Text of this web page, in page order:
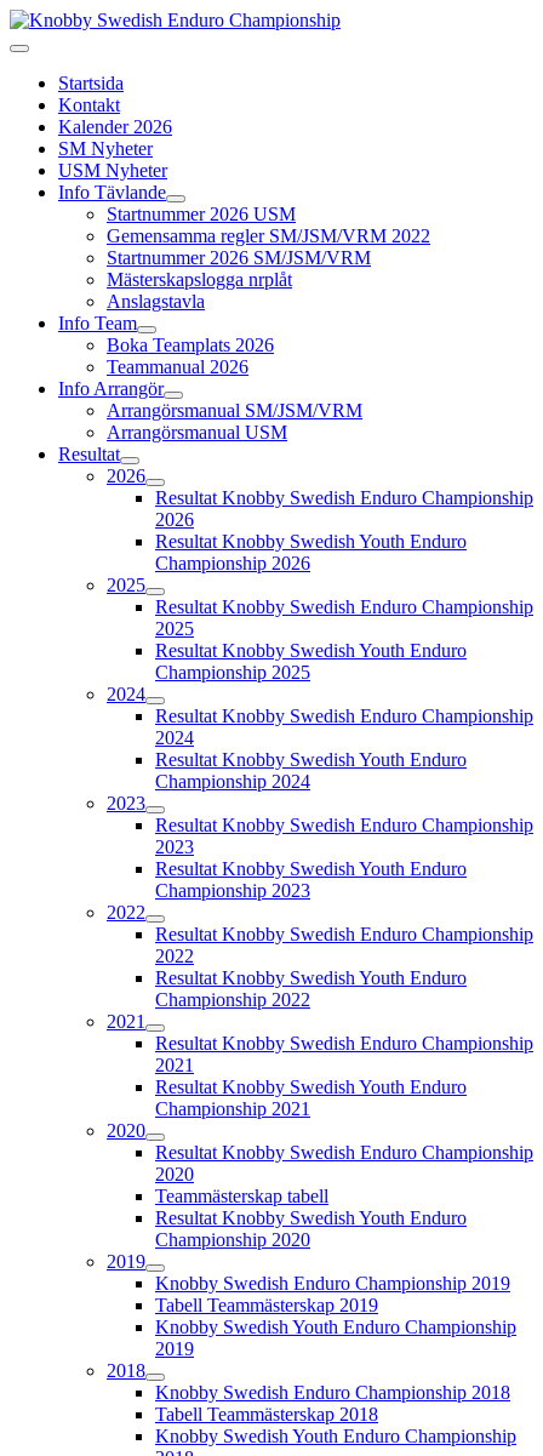
Startsida
Kontakt
Kalender 2026
SM Nyheter
USM Nyheter
Info Tävlande
Startnummer 2026 USM
Gemensamma regler SM/JSM/VRM 2022
Startnummer 2026 SM/JSM/VRM
Mästerskapslogga nrplåt
Anslagstavla
Info Team
Boka Teamplats 2026
Teammanual 2026
Info Arrangör
Arrangörsmanual SM/JSM/VRM
Arrangörsmanual USM
Resultat
2026
Resultat Knobby Swedish Enduro Championship
2026
Resultat Knobby Swedish Youth Enduro
Championship 2026
2025
Resultat Knobby Swedish Enduro Championship
2025
Resultat Knobby Swedish Youth Enduro
Championship 2025
2024
Resultat Knobby Swedish Enduro Championship
2024
Resultat Knobby Swedish Youth Enduro
Championship 2024
2023
Resultat Knobby Swedish Enduro Championship
2023
Resultat Knobby Swedish Youth Enduro
Championship 2023
2022
Resultat Knobby Swedish Enduro Championship
2022
Resultat Knobby Swedish Youth Enduro
Championship 2022
2021
Resultat Knobby Swedish Enduro Championship
2021
Resultat Knobby Swedish Youth Enduro
Championship 2021
2020
Resultat Knobby Swedish Enduro Championship
2020
Teammästerskap tabell
Resultat Knobby Swedish Youth Enduro
Championship 2020
2019
Knobby Swedish Enduro Championship 2019
Tabell Teammästerskap 2019
Knobby Swedish Youth Enduro Championship
2019
2018
Knobby Swedish Enduro Championship 2018
Tabell Teammästerskap 2018
Knobby Swedish Youth Enduro Championship